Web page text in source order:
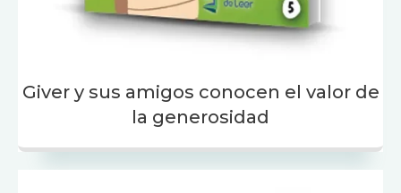
Giver y sus amigos conocen el valor de
la generosidad